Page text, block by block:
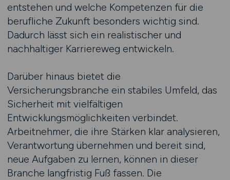
entstehen und welche Kompetenzen für die
berufliche Zukunft besonders wichtig sind.
Dadurch lässt sich ein realistischer und
nachhaltiger Karriereweg entwickeln.
Darüber hinaus bietet die
Versicherungsbranche ein stabiles Umfeld, das
Sicherheit mit vielfältigen
Entwicklungsmöglichkeiten verbindet.
Arbeitnehmer, die ihre Stärken klar analysieren,
Verantwortung übernehmen und bereit sind,
neue Aufgaben zu lernen, können in dieser
Branche langfristig Fuß fassen. Die